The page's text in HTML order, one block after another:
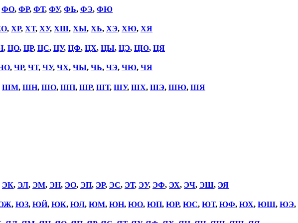
ФО, ФР, ФТ, ФУ, ФЬ, ФЭ, ФЮ
, ХР, ХТ, ХУ, ХШ, ХЫ, ХЬ, ХЭ, ХЮ, ХЯ
, ЦО, ЦР, ЦС, ЦУ, ЦФ, ЦХ, ЦЫ, ЦЭ, ЦЮ, ЦЯ
, ЧР, ЧТ, ЧУ, ЧХ, ЧЫ, ЧЬ, ЧЭ, ЧЮ, ЧЯ
ШМ, ШН, ШО, ШП, ШР, ШТ, ШУ, ШХ, ШЭ, ШЮ, ШЯ
ЭК, ЭЛ, ЭМ, ЭН, ЭО, ЭП, ЭР, ЭС, ЭТ, ЭУ, ЭФ, ЭХ, ЭЧ, ЭШ, ЭЯ
, ЮЗ, ЮЙ, ЮК, ЮЛ, ЮМ, ЮН, ЮО, ЮП, ЮР, ЮС, ЮТ, ЮФ, ЮХ, ЮШ, ЮЭ,